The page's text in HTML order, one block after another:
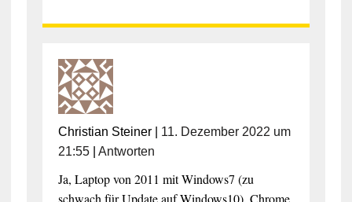
Christian Steiner| 11. Dezember 2022 um
21:55| Antworten
Ja, Laptop von 2011 mit Windows7 (zu
schwach für Update auf Windows10). Chrome